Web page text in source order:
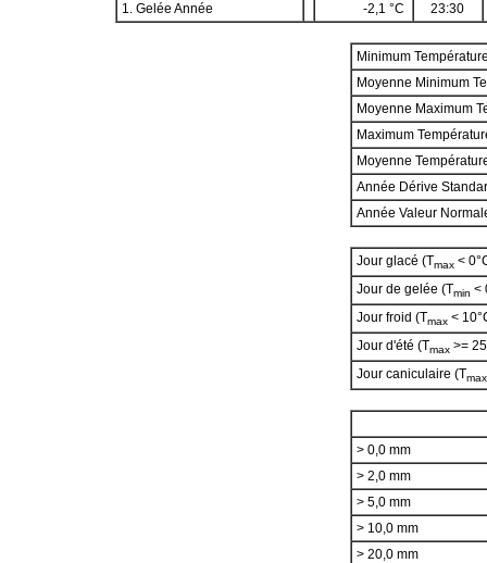
1. Gelée Année -2,1 °C 23:30
Minimum
Moyenne Minimum
Moyenne Maximum
Maximum
Moyenne
Année Dérive
Année Valeur
Jour glacé (Tmax<
Jour de gelée (Tmin <
Jour froid (Tmax<
Jour d'été (Tmax>=
Jour caniculaire (Tmax
> 0,0 mm
> 2,0 mm
> 5,0 mm
> 10,0 mm
> 20,0 mm